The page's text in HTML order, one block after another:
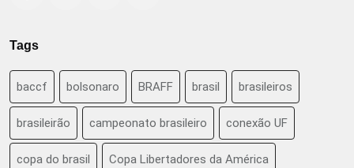
Tags
baccf bolsonaro BRAFF brasil brasileiros
brasileirão campeonato brasileiro conexão UF
copa do brasil Copa Libertadores da América